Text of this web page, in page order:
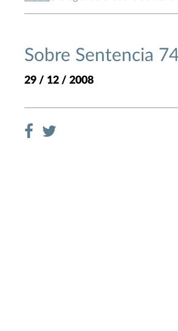
Sobre Sentencia
29 / 12 / 2008